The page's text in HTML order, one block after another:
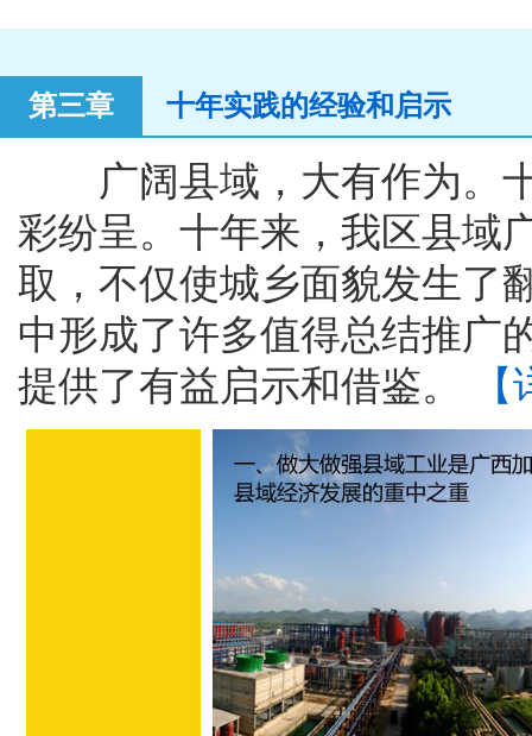
第三章 十年实践的经验和启示
广阔县域，大有作为。十
彩纷呈。十年来，我区县域
取，不仅使城乡面貌发生了
中形成了许多值得总结推广
提供了有益启示和借鉴。